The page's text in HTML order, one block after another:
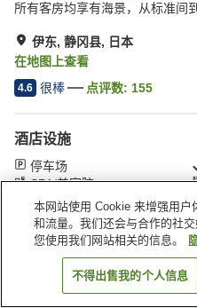
所有客房均享有海景，从标准间
伊东, 静冈县, 日本
在地图上查看
4.6 很棒 点评数: 155
酒店设施
停车场
SPA/美容院
首页 日本 静冈县 伊东
搜
本网站使用 Cookie 来增强用
和流量。我们还会与合作的社
您使用我们网站相关的信息。
不得出售我的个人信息